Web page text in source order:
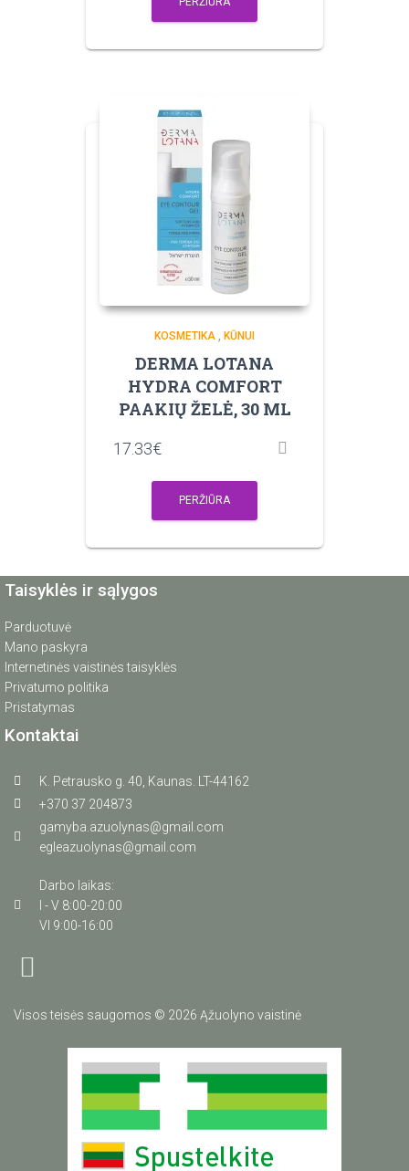
KOSMETIKA , KŪNUI
DERMA LOTANA
HYDRA COMFORT
PAAKIŲ ŽELĖ, 30 ML
17.33€
PERŽIŪRA
Taisyklės ir sąlygos
Parduotuvė
Mano paskyra
Internetinės vaistinės taisyklės
Privatumo politika
Pristatymas
Kontaktai
K. Petrausko g. 40, Kaunas. LT-44162
+370 37 204873
gamyba.azuolynas@gmail.com
egleazuolynas@gmail.com
Darbo laikas:
I - V 8:00-20:00
VI 9:00-16:00
Visos teisės saugomos © 2026 Ąžuolyno vaistinė